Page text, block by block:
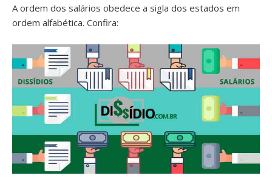
A ordem dos salários obedece a sigla dos estados em
ordem alfabética. Confira: